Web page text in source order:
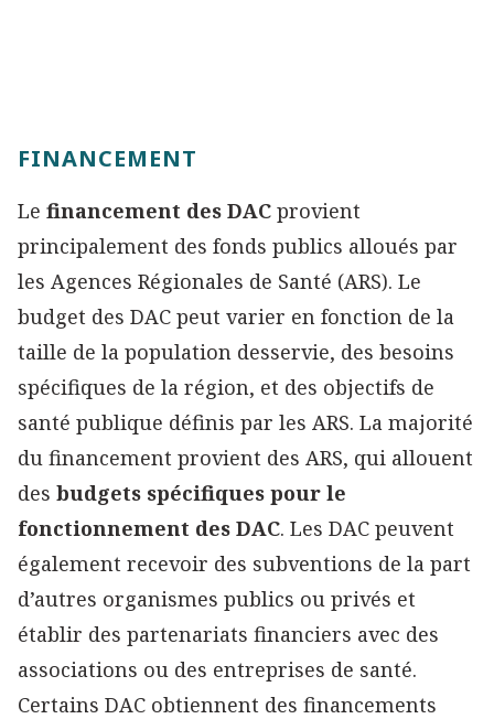
FINANCEMENT
Le financement des DAC provient
principalement des fonds publics alloués par
les Agences Régionales de Santé (ARS). Le
budget des DAC peut varier en fonction de la
taille de la population desservie, des besoins
spécifiques de la région, et des objectifs de
santé publique définis par les ARS. La majorité
du financement provient des ARS, qui allouent
des budgets spécifiques pour le
fonctionnement des DAC. Les DAC peuvent
également recevoir des subventions de la part
d’autres organismes publics ou privés et
établir des partenariats financiers avec des
associations ou des entreprises de santé.
Certains DAC obtiennent des financements